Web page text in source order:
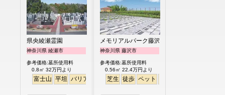
県央綾瀬霊園
神奈川県 綾瀬市
参考価格:墓所使用料
0.8㎡ 32万円より
富士山 平坦 バリアフリー 芝桜 ペット
メモリアルパーク藤沢
神奈川県 藤沢市
参考価格:墓所使用料
0.56㎡ 22.4万円より
芝生 徒歩 ペット